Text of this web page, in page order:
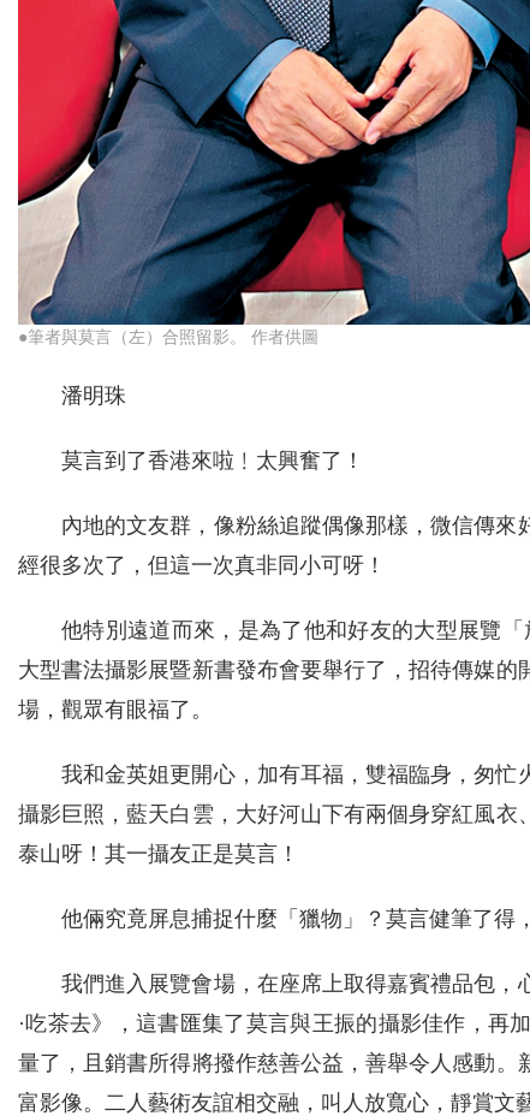
●筆者與莫言（左）合照留影。 作者供圖
潘明珠
莫言到了香港來啦﹗太興奮了！
內地的文友群，像粉絲追蹤偶像那樣，微信傳
經很多次了，但這一次真非同小可呀！
他特別遠道而來，是為了他和好友的大型展覽
大型書法攝影展暨新書發布會要舉行了，招待傳媒
場，觀眾有眼福了。
我和金英姐更開心，加有耳福，雙福臨身，匆
攝影巨照，藍天白雲，大好河山下有兩個身穿紅風
泰山呀！其一攝友正是莫言！
他倆究竟屏息捕捉什麼「獵物」？莫言健筆了得
我們進入展覽會場，在座席上取得嘉賓禮品包
·吃茶去》，這書匯集了莫言與王振的攝影佳作，再
量了，且銷書所得將撥作慈善公益，善舉令人感動
富影像。二人藝術友誼相交融，叫人放寬心，靜賞文